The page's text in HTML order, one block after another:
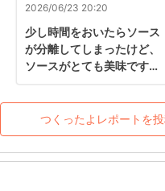
2026/06/23 20:20
少し時間をおいたらソース
が分離してしまったけど、
ソースがとても美味です。
つくったよレポートを